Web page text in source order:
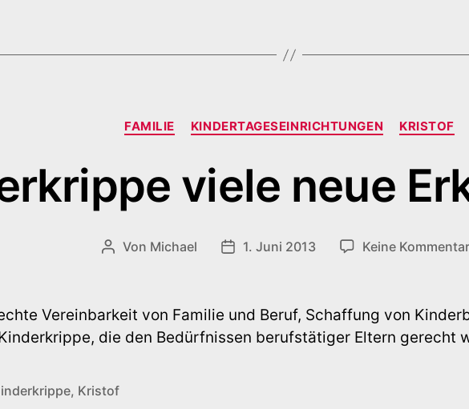
Kategorien
FAMILIE KINDERTAGESEINRICHTUNGEN KRISTOF
viele neue
Beitragsautor
Von Michael Veröffentlichungsdatum
1. Juni 2013 Keine
Vereinbarkeit von Familie und Beruf, Schaffung von
die den Bedürfnissen berufstätiger Eltern gerecht
, Kristof